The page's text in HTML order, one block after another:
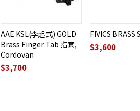
AAE KSL(李起式) GOLD
Brass Finger Tab 指套,
Cordovan
$3,700
FIVICS BRASS
$3,600